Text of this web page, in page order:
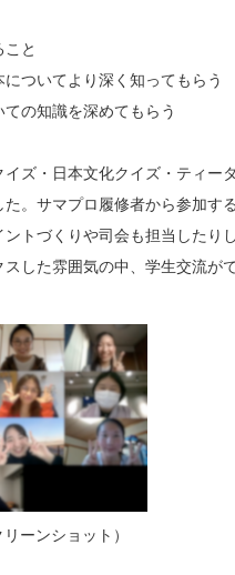
と
ついてより深く知ってもらう
の知識を深めてもらう
ズ・日本文化クイズ・ティー
。サマプロ履修者から参加す
トづくりや司会も担当したり
した雰囲気の中、学生交流が
ーンショット）